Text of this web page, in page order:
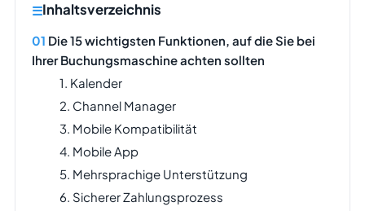
Inhaltsverzeichnis
Die 15 wichtigsten Funktionen, auf die Sie bei
Ihrer Buchungsmaschine achten sollten
1. Kalender
2. Channel Manager
3. Mobile Kompatibilität
4. Mobile App
5. Mehrsprachige Unterstützung
6. Sicherer Zahlungsprozess